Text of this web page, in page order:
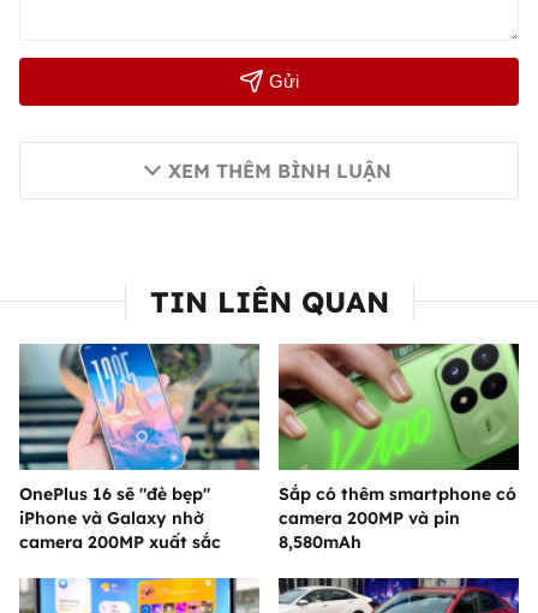
Gửi
XEM THÊM BÌNH LUẬN
TIN LIÊN QUAN
OnePlus 16 sẽ "đè bẹp"
iPhone và Galaxy nhờ
camera 200MP xuất sắc
Sắp có thêm smartphone có
camera 200MP và pin
8,580mAh